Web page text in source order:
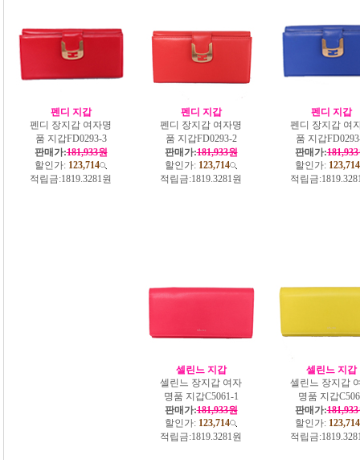
펜디 지갑
펜디 장지갑 여자명
품 지갑FD0293-3
판매가:181,933원
할인가: 123,714
적립금:1819.3281원
펜디 지갑
펜디 장지갑 여자명
품 지갑FD0293-2
판매가:181,933원
할인가: 123,714
적립금:1819.3281원
펜디 지갑
펜디 장지갑 여
품 지갑
판매가:
할인가: 123,714
적립금:
셀린느 지갑
셀린느 장지갑 여자
명품 지갑C5061-1
판매가:181,933원
할인가: 123,714
적립금:1819.3281원
셀린느 지갑
셀린느 장지갑
명품 지갑
판매가:
할인가: 123,714
적립금: